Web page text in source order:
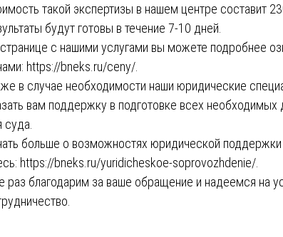
такой экспертизы в нашем центре составит
будут готовы в течение 7-10 дней.
с нашими услугами вы можете подробнее
https://bneks.ru/ceny/
в случае необходимости наши юридические
вам поддержку в подготовке всех необходимых
суда.
больше о возможностях юридической
https://bneks.ru/yuridicheskoe-soprovozhdenie/
раз благодарим за ваше обращение и надеемся на